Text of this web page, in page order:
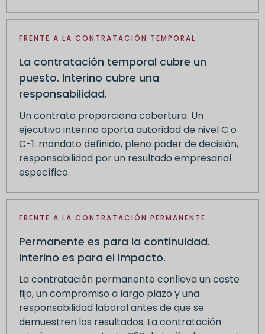
FRENTE A LA CONTRATACIÓN TEMPORAL
La contratación temporal cubre un
puesto. Interino cubre una
responsabilidad.
Un contrato proporciona cobertura. Un
ejecutivo interino aporta autoridad de nivel C o
C-1: mandato definido, pleno poder de decisión,
responsabilidad por un resultado empresarial
específico.
FRENTE A LA CONTRATACIÓN PERMANENTE
Permanente es para la continuidad.
Interino es para el impacto.
La contratación permanente conlleva un coste
fijo, un compromiso a largo plazo y una
responsabilidad laboral antes de que se
demuestren los resultados. La contratación